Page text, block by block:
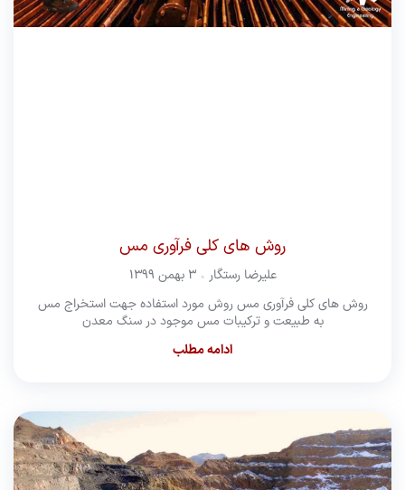
روش های کلی فرآوری مس
علیرضا رستگار
۳ بهمن ۱۳۹۹
روش های کلی فرآوری مس روش مورد استفاده جهت استخراج مس
به طبیعت و ترکیبات مس موجود در سنگ معدن
ادامه مطلب